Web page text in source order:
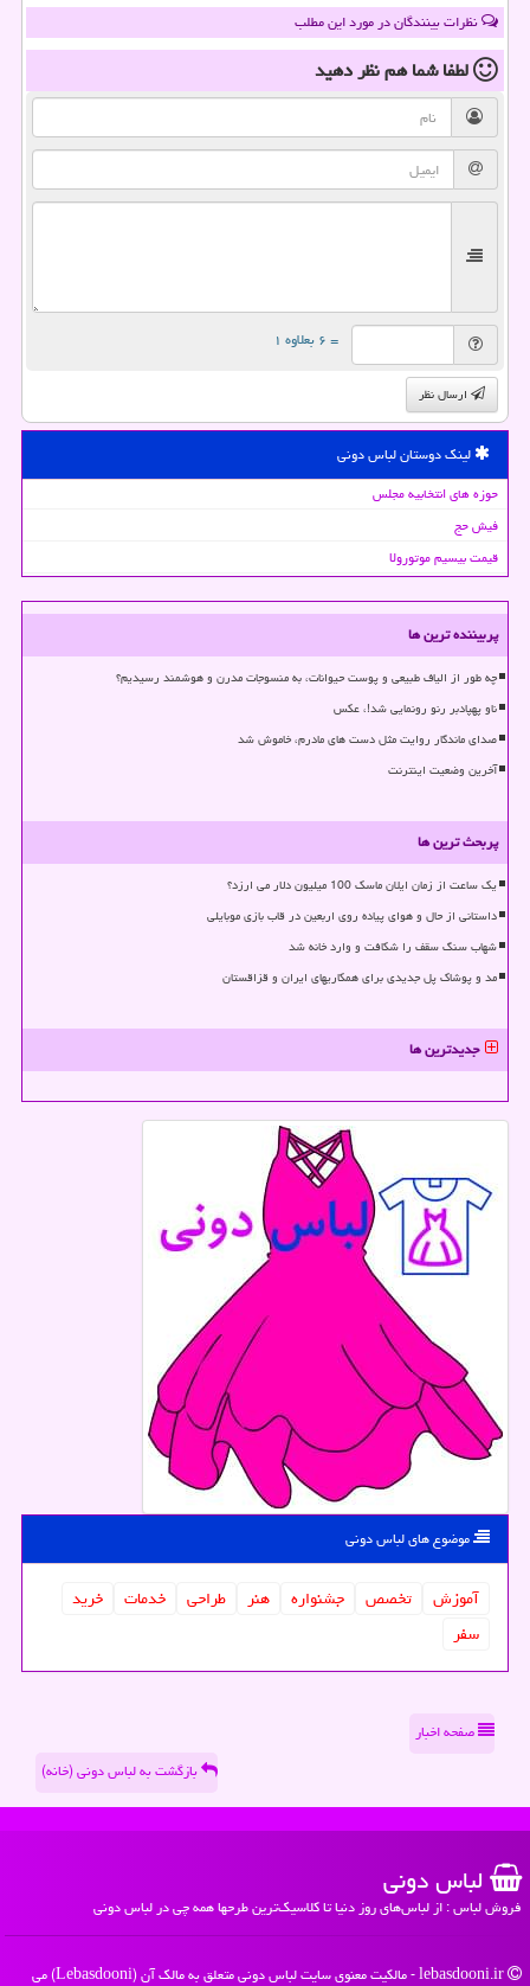
نظرات بینندگان در مورد این مطلب
لطفا شما همنظر دهید
= ۶ بعلاوه ۱
ارسال نظر
لینک دوستان لباس دونی
حوزه های انتخابیه مجلس
فیش حج
قیمت بیسیم موتورولا
پربیننده ترین ها
چه طور از الیاف طبیعی و پوست حیوانات، به منسوجات مدرن و هوشمند رسیدیم؟
ناو پهپادبر رنو رونمایی شد!، عکس
صدای ماندگار روایت مثل دست های مادرم، خاموش شد
آخرین وضعیت اینترنت
پربحث ترین ها
یک ساعت از زمان ایلان ماسک 100 میلیون دلار می ارزد؟
داستانی از حال و هوای پیاده روی اربعین در قاب بازی موبایلی
شهاب سنگ سقف را شکافت و وارد خانه شد
مد و پوشاک پل جدیدی برای همکاریهای ایران و قزاقستان
جدیدترین ها
موضوع های لباس دونی
آموزش تخصص جشنواره هنر طراحی خدمات
خرید
سفر
صفحه اخبار
بازگشت به لباس دونی (خانه)
لباس دونی
فروش لباس : از لباس‌های روز دنیا تا کلاسیک‌ترین طرحها همه چی در لباس دونی
lebasdooni.ir - مالکیت معنوی سایت لباس دونی متعلق به مالک آن (Lebasdooni) می